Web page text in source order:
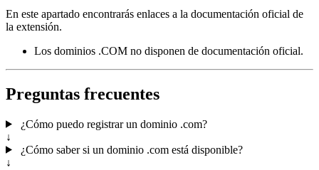
En este apartado encontrarás enlaces a la documentación oficial de
la extensión.
Los dominios .COM no disponen de documentación oficial.
Preguntas frecuentes
¿Cómo puedo registrar un dominio .com?
↓
¿Cómo saber si un dominio .com está disponible?
↓